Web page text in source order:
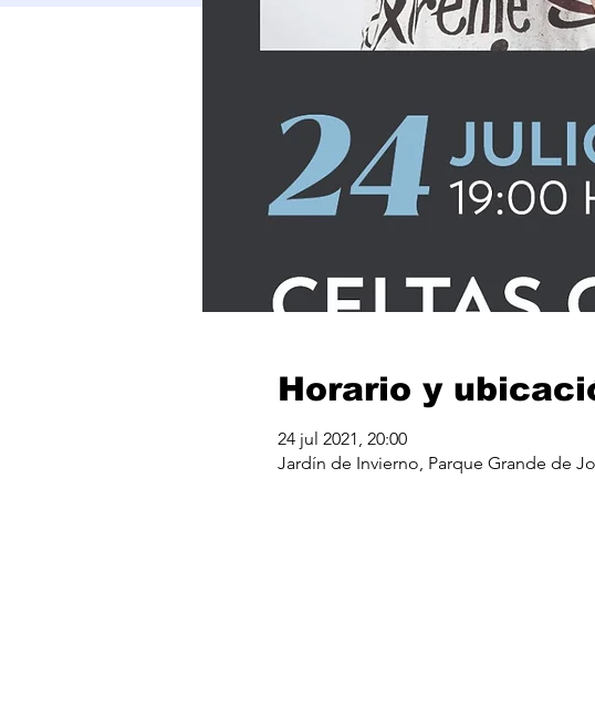
Horario y
24 jul 2021, 20:00
Jardín de Invierno, Parque Grande de